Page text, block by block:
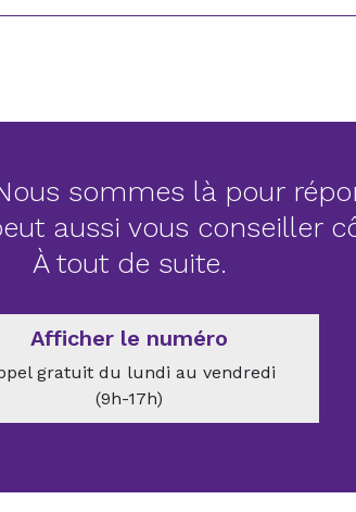
sommes là pour
aussi vous conseiller
À tout de suite.
Afficher le numéro
gratuit du lundi au vendredi
(9h-17h)